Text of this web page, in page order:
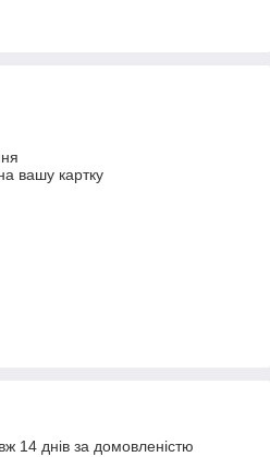
вашу картку
14 днів за домовленістю